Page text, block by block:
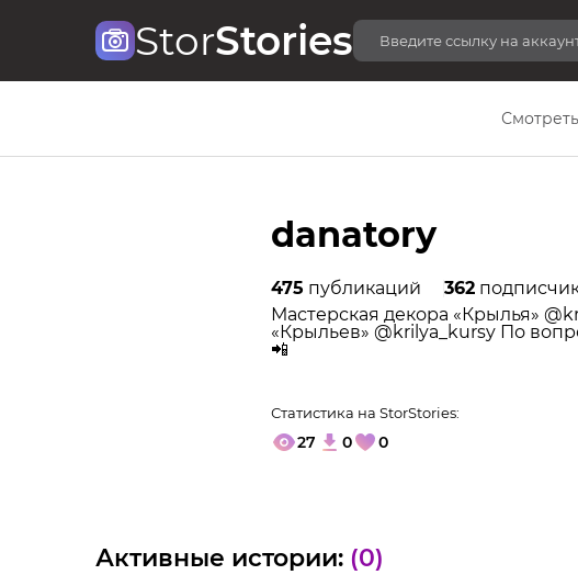
StorStories
danatory
475 публикаций 362
Мастерская декора «Крылья»
«Крыльев» @krilya_kursy По
📲
Статистика на StorStories:
27 0 0
Активные истории: (0)